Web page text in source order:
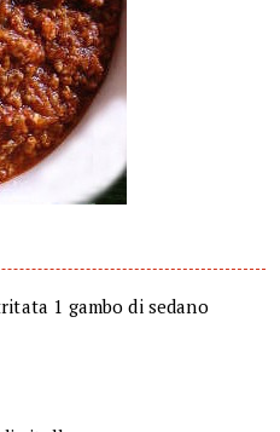
1 gambo di sedano